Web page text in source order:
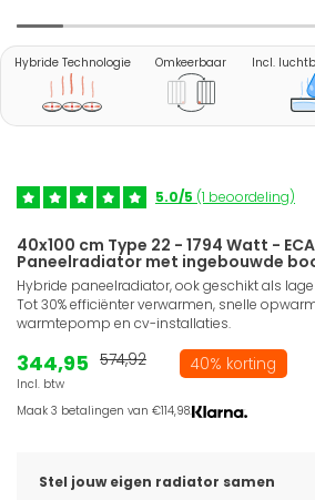
Hybride Technologie Omkeerbaar Incl.
5.0/5 (1 beoordeling)
40x100 cm Type 22 - 1794 Watt -
Paneelradiator met ingebouwde
Hybride paneelradiator, ook geschikt als
Tot 30% efficiënter verwarmen, snelle
warmtepomp en cv-installaties.
344,95
Incl. btw
574,92 40% korting
Maak 3 betalingen van €114,98.
Stel jouw eigen radiator samen